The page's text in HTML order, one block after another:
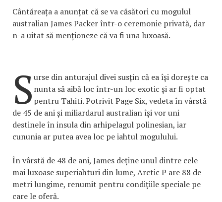
Cântăreața a anunțat că se va căsători cu mogulul
australian James Packer într-o ceremonie privată, dar
n-a uitat să menționeze că va fi una luxoasă.
Surse din anturajul divei susțin că ea își dorește ca
nunta să aibă loc într-un loc exotic și ar fi optat
pentru Tahiti. Potrivit Page Six, vedeta în vârstă
de 45 de ani și miliardarul australian își vor uni
destinele în insula din arhipelagul polinesian, iar
cununia ar putea avea loc pe iahtul mogulului.
În vârstă de 48 de ani, James deține unul dintre cele
mai luxoase superiahturi din lume, Arctic P are 88 de
metri lungime, renumit pentru condițiile speciale pe
care le oferă.